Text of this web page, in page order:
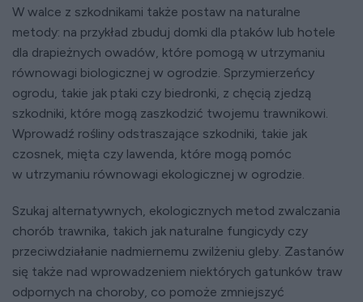
W walce z szkodnikami także postaw na naturalne
metody: na przykład zbuduj domki dla ptaków lub hotele
dla drapieżnych owadów, które pomogą w utrzymaniu
równowagi biologicznej w ogrodzie. Sprzymierzeńcy
ogrodu, takie jak ptaki czy biedronki, z chęcią zjedzą
szkodniki, które mogą zaszkodzić twojemu trawnikowi.
Wprowadź rośliny odstraszające szkodniki, takie jak
czosnek, mięta czy lawenda, które mogą pomóc
w utrzymaniu równowagi ekologicznej w ogrodzie.
Szukaj alternatywnych, ekologicznych metod zwalczania
chorób trawnika, takich jak naturalne fungicydy czy
przeciwdziałanie nadmiernemu zwilżeniu gleby. Zastanów
się także nad wprowadzeniem niektórych gatunków traw
odpornych na choroby, co pomoże zmniejszyć